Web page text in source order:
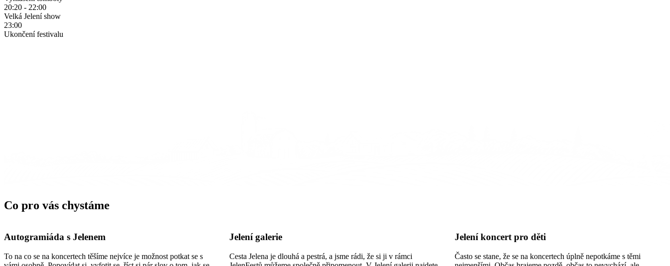
20:20 - 22:00
Velká Jelení show
23:00
Ukončení festivalu
Co pro vás chystáme
Autogramiáda s Jelenem
To na co se na koncertech těšíme nejvíce je možnost potkat se s
Jelení galerie
Cesta Jelena je dlouhá a pestrá, a jsme rádi, že si ji v rámci
Jelení koncert pro děti
Často se stane, že se na koncertech úplně nepotkáme s těmi